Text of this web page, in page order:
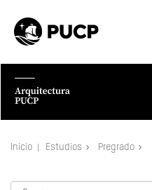
Inicio Estudios Pregrado